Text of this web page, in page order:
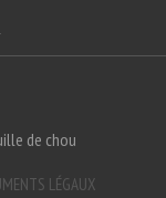
de chou
LÉGAUX